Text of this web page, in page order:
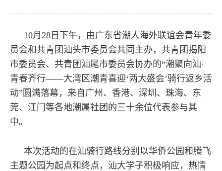
10月28日下午，由广东省潮人海外联谊会青年委
员会和共青团汕头市委员会共同主办，共青团揭阳
市委员会、共青团汕尾市委员会协办的“潮聚向汕·
青春齐行——大湾区潮青喜迎‘两大盛会’骑行返乡活
动”圆满落幕，来自广州、香港、深圳、珠海、东
莞、江门等各地潮属社团的三十余位代表参与其
中。
本次活动的在汕骑行路线分别以华侨公园和腾飞
主题公园为起点和终点，汕大学子积极响应，热情